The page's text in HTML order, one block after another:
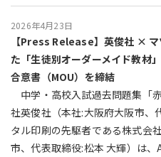
2026年4月23日
【Press Release】英俊社 ×
た「生徒別オーダーメイド教材
合意書（MOU）を締結
中学・高校入試過去問題集「
社英俊社（本社:大阪府大阪市、
タル印刷の先駆者である株式会
市、代表取締役:松本 大輝）は